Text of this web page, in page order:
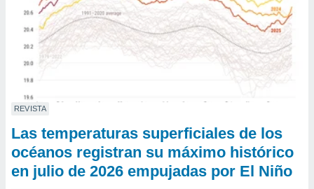
REVISTA
Las temperaturas superficiales de los
océanos registran su máximo histórico
en julio de 2026 empujadas por El Niño